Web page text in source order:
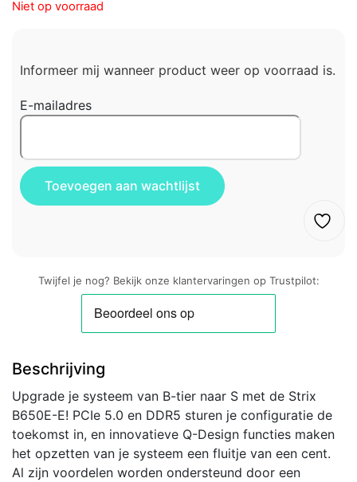
Niet op voorraad
Informeer mij wanneer product weer op voorraad is.
E-mailadres
Twijfel je nog? Bekijk onze klantervaringen op Trustpilot:
Beschrijving
Upgrade je systeem van B-tier naar S met de Strix
B650E-E! PCIe 5.0 en DDR5 sturen je configuratie de
toekomst in, en innovatieve Q-Design functies maken
het opzetten van je systeem een fluitje van een cent.
Al zijn voordelen worden ondersteund door een